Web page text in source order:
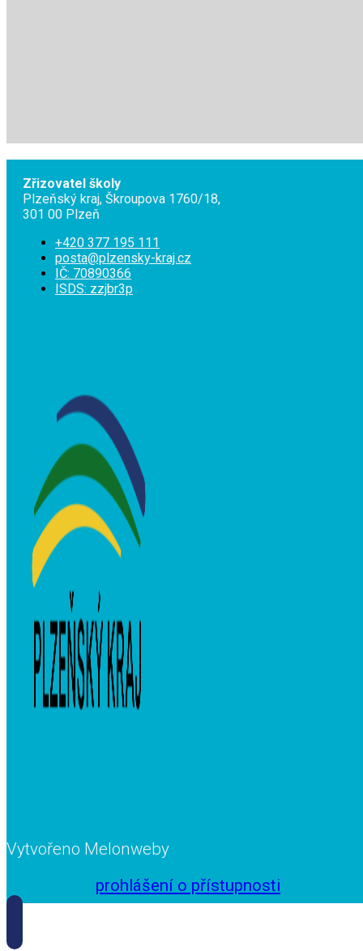
Zřizovatel školy
Plzeňský kraj, Škroupova 1760/18,
301 00 Plzeň
+420 377 195 111
posta@plzensky-kraj.cz
IČ: 70890366
ISDS: zzjbr3p
Vytvořeno Melonweby
prohlášení o přístupnosti